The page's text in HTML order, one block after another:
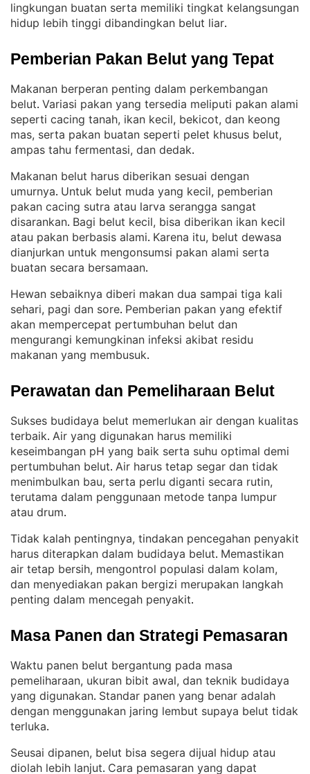
lingkungan buatan serta memiliki tingkat kelangsungan
hidup lebih tinggi dibandingkan belut liar.
Pemberian Pakan Belut yang Tepat
Makanan berperan penting dalam perkembangan
belut. Variasi pakan yang tersedia meliputi pakan alami
seperti cacing tanah, ikan kecil, bekicot, dan keong
mas, serta pakan buatan seperti pelet khusus belut,
ampas tahu fermentasi, dan dedak.
Makanan belut harus diberikan sesuai dengan
umurnya. Untuk belut muda yang kecil, pemberian
pakan cacing sutra atau larva serangga sangat
disarankan. Bagi belut kecil, bisa diberikan ikan kecil
atau pakan berbasis alami. Karena itu, belut dewasa
dianjurkan untuk mengonsumsi pakan alami serta
buatan secara bersamaan.
Hewan sebaiknya diberi makan dua sampai tiga kali
sehari, pagi dan sore. Pemberian pakan yang efektif
akan mempercepat pertumbuhan belut dan
mengurangi kemungkinan infeksi akibat residu
makanan yang membusuk.
Perawatan dan Pemeliharaan Belut
Sukses budidaya belut memerlukan air dengan kualitas
terbaik. Air yang digunakan harus memiliki
keseimbangan pH yang baik serta suhu optimal demi
pertumbuhan belut. Air harus tetap segar dan tidak
menimbulkan bau, serta perlu diganti secara rutin,
terutama dalam penggunaan metode tanpa lumpur
atau drum.
Tidak kalah pentingnya, tindakan pencegahan penyakit
harus diterapkan dalam budidaya belut. Memastikan
air tetap bersih, mengontrol populasi dalam kolam,
dan menyediakan pakan bergizi merupakan langkah
penting dalam mencegah penyakit.
Masa Panen dan Strategi Pemasaran
Waktu panen belut bergantung pada masa
pemeliharaan, ukuran bibit awal, dan teknik budidaya
yang digunakan. Standar panen yang benar adalah
dengan menggunakan jaring lembut supaya belut tidak
terluka.
Seusai dipanen, belut bisa segera dijual hidup atau
diolah lebih lanjut. Cara pemasaran yang dapat